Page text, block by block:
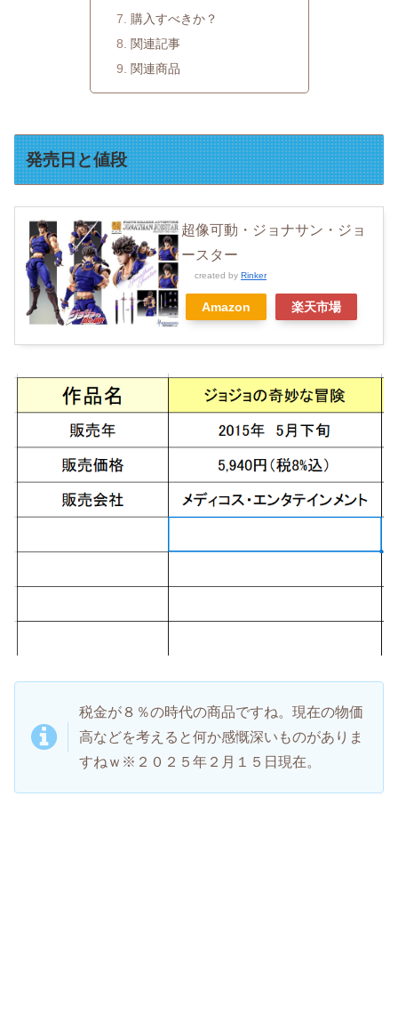
購入すべきか？
関連記事
関連商品
発売日と値段
超像可動・ジョナサン・ジョ
ースター
created by Rinker
Amazon 楽天市場
税金が８％の時代の商品ですね。現在の物価
高などを考えると何か感慨深いものがありま
すねｗ※２０２５年２月１５日現在。